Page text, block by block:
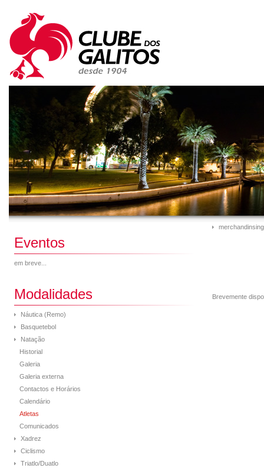
Eventos
em breve...
Modalidades
Náutica (Remo)
Basquetebol
Natação
Historial
Galeria
Galeria externa
Contactos e Horários
Calendário
Atletas
Comunicados
Xadrez
Ciclismo
Triatlo/Duatlo
merchandinsing
Brevemente